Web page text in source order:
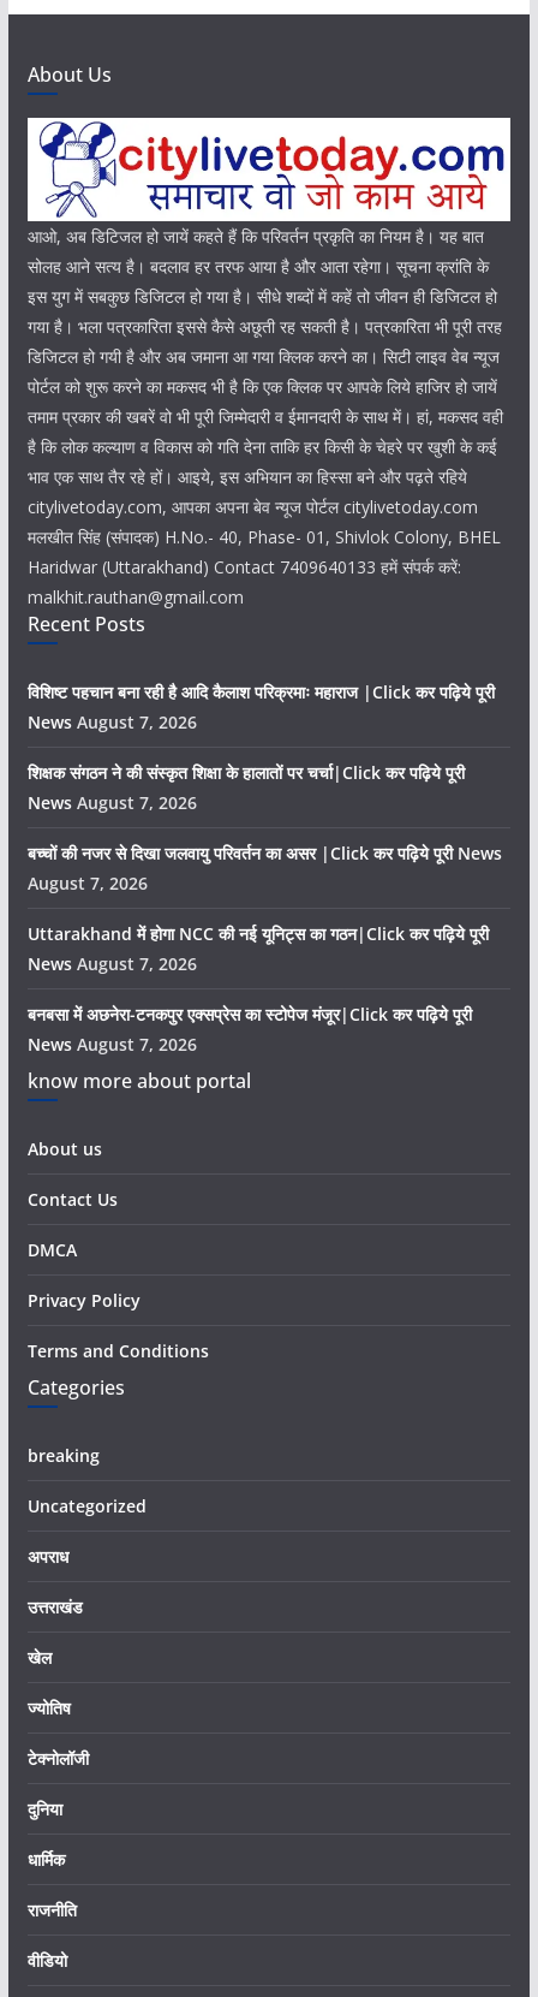
About Us
आओ, अब डिटिजल हो जायें कहते हैं कि परिवर्तन प्रकृति का नियम है। यह बात
सोलह आने सत्य है। बदलाव हर तरफ आया है और आता रहेगा। सूचना क्रांति के
इस युग में सबकुछ डिजिटल हो गया है। सीधे शब्दों में कहें तो जीवन ही डिजिटल हो
गया है। भला पत्रकारिता इससे कैसे अछूती रह सकती है। पत्रकारिता भी पूरी तरह
डिजिटल हो गयी है और अब जमाना आ गया क्लिक करने का। सिटी लाइव वेब न्यूज
पोर्टल को शुरू करने का मकसद भी है कि एक क्लिक पर आपके लिये हाजिर हो जायें
तमाम प्रकार की खबरें वो भी पूरी जिम्मेदारी व ईमानदारी के साथ में। हां, मकसद वही
है कि लोक कल्याण व विकास को गति देना ताकि हर किसी के चेहरे पर खुशी के कई
भाव एक साथ तैर रहे हों। आइये, इस अभियान का हिस्सा बने और पढ़ते रहिये
citylivetoday.com, आपका अपना बेव न्यूज पोर्टल citylivetoday.com
मलखीत सिंह (संपादक) H.No.- 40, Phase- 01, Shivlok Colony, BHEL
Haridwar (Uttarakhand) Contact 7409640133 हमें संपर्क करें:
malkhit.rauthan@gmail.com
Recent Posts
विशिष्ट पहचान बना रही है आदि कैलाश परिक्रमाः महाराज |Click कर पढ़िये पूरी
News August 7, 2026
शिक्षक संगठन ने की संस्कृत शिक्षा के हालातों पर चर्चा|Click कर पढ़िये पूरी
News August 7, 2026
बच्चों की नजर से दिखा जलवायु परिवर्तन का असर |Click कर पढ़िये पूरी News
August 7, 2026
Uttarakhand में होगा NCC की नई यूनिट्स का गठन|Click कर पढ़िये पूरी
News August 7, 2026
बनबसा में अछनेरा-टनकपुर एक्सप्रेस का स्टोपेज मंजूर|Click कर पढ़िये पूरी
News August 7, 2026
know more about portal
About us
Contact Us
DMCA
Privacy Policy
Terms and Conditions
Categories
breaking
Uncategorized
अपराध
उत्तराखंड
खेल
ज्योतिष
टेक्नोलॉजी
दुनिया
धार्मिक
राजनीति
वीडियो